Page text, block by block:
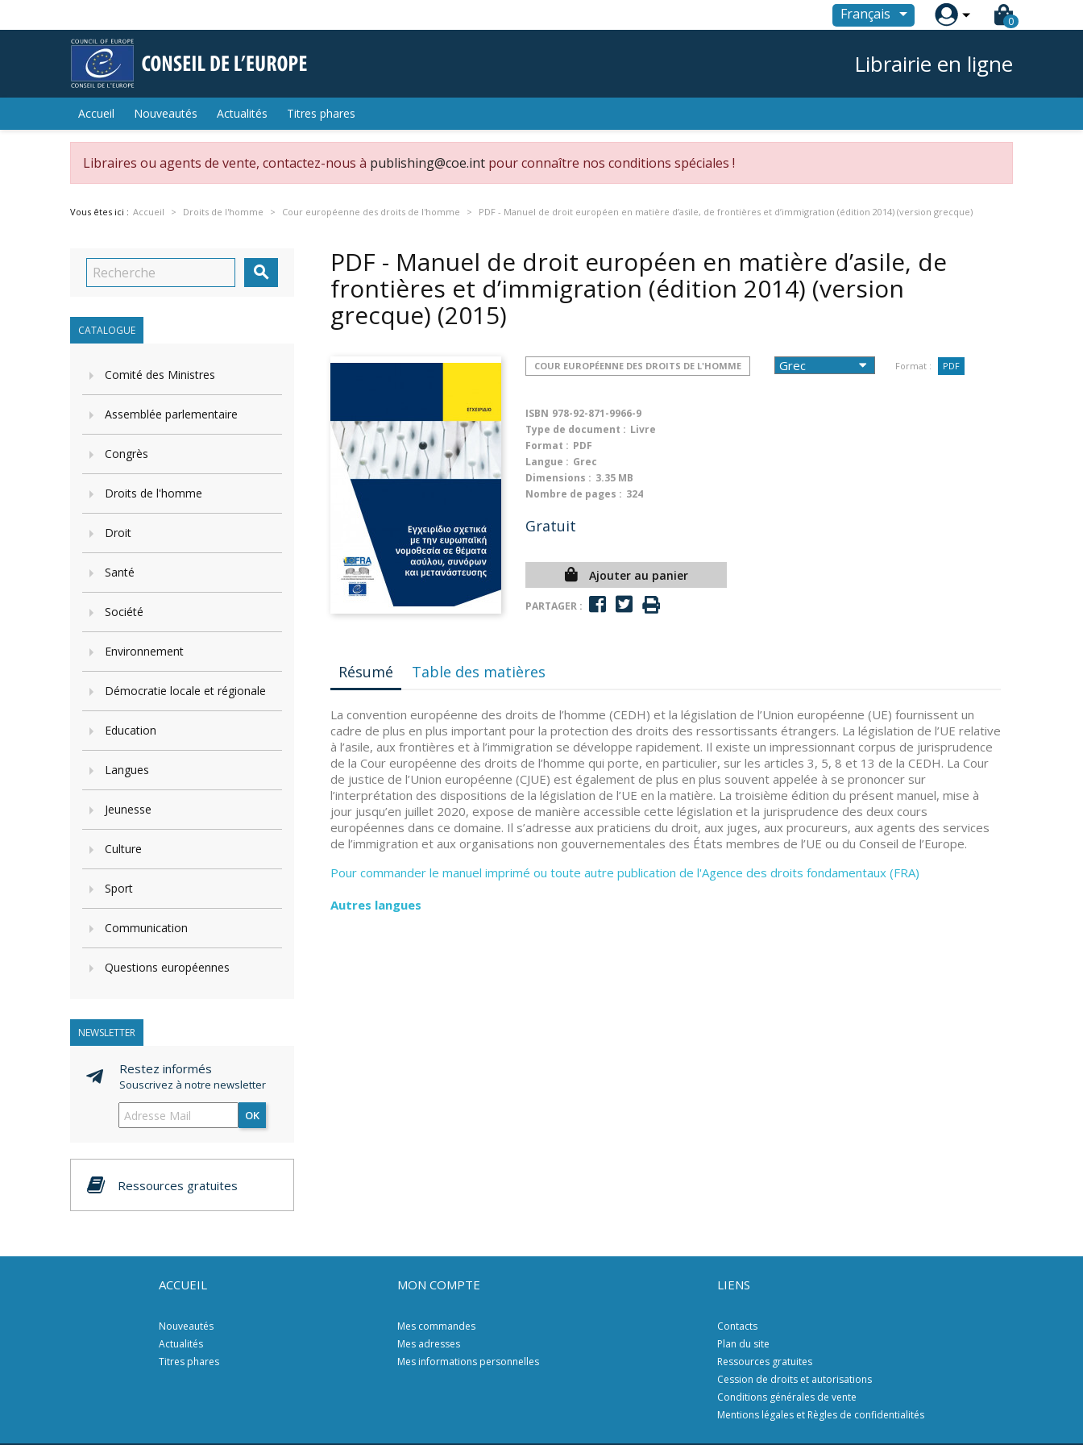
Français  0
Librairie en ligne
Accueil Nouveautés Actualités Titres phares
Libraires ou agents de vente, contactez-nous à publishing@coe.int pour connaître nos conditions spéciales !
Vous êtes ici : Accueil Droits de l'homme Cour européenne des droits de l'homme PDF - Manuel de droit européen en matière d’asile, de frontières et d’immigration (édition 2014) (version grecque)

CATALOGUE
Comité des Ministres
Assemblée parlementaire
Congrès
Droits de l'homme
Droit
Santé
Société
Environnement
Démocratie locale et régionale
Education
Langues
Jeunesse
Culture
Sport
Communication
Questions européennes
NEWSLETTER
Restez informés
Souscrivez à notre newsletter
OK
Ressources gratuites
PDF - Manuel de droit européen en matière d’asile, de
frontières et d’immigration (édition 2014) (version
grecque) (2015)
COUR EUROPÉENNE DES DROITS DE L'HOMME Format : PDF
ISBN 978-92-871-9966-9
Type de document : Livre
Format : PDF
Langue : Grec
Dimensions : 3.35 MB
Nombre de pages : 324
Gratuit
Ajouter au panier
PARTAGER :
Résumé Table des matières
La convention européenne des droits de l’homme (CEDH) et la législation de l’Union européenne (UE) fournissent un
cadre de plus en plus important pour la protection des droits des ressortissants étrangers. La législation de l’UE relative
à l’asile, aux frontières et à l’immigration se développe rapidement. Il existe un impressionnant corpus de jurisprudence
de la Cour européenne des droits de l’homme qui porte, en particulier, sur les articles 3, 5, 8 et 13 de la CEDH. La Cour
de justice de l’Union européenne (CJUE) est également de plus en plus souvent appelée à se prononcer sur
l’interprétation des dispositions de la législation de l’UE en la matière. La troisième édition du présent manuel, mise à
jour jusqu’en juillet 2020, expose de manière accessible cette législation et la jurisprudence des deux cours
européennes dans ce domaine. Il s’adresse aux praticiens du droit, aux juges, aux procureurs, aux agents des services
de l’immigration et aux organisations non gouvernementales des États membres de l’UE ou du Conseil de l’Europe.
Pour commander le manuel imprimé ou toute autre publication de l'Agence des droits fondamentaux (FRA)
Autres langues
ACCUEIL
Nouveautés
Actualités
Titres phares
MON COMPTE
Mes commandes
Mes adresses
Mes informations personnelles
LIENS
Contacts
Plan du site
Ressources gratuites
Cession de droits et autorisations
Conditions générales de vente
Mentions légales et Règles de confidentialités